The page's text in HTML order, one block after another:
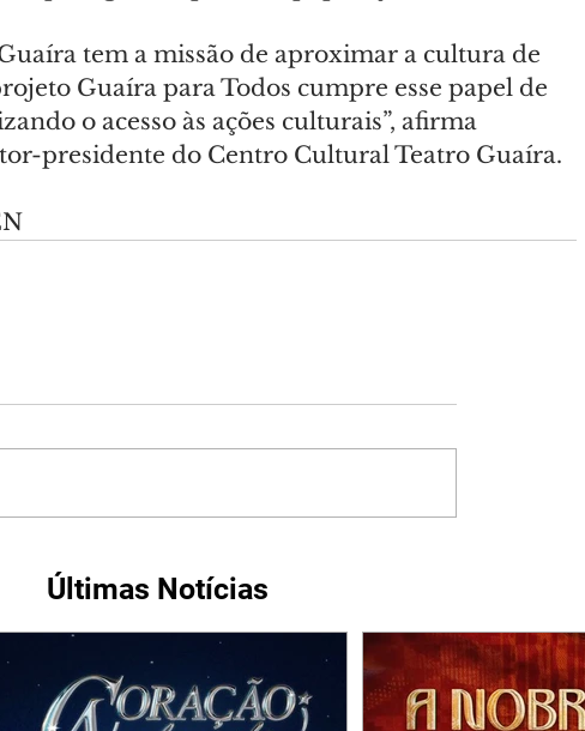
tem a missão de aproximar a cultura de
Guaíra para Todos cumpre esse papel de
o acesso às ações culturais”, afirma
presidente do Centro Cultural Teatro Guaíra.
Últimas Notícias